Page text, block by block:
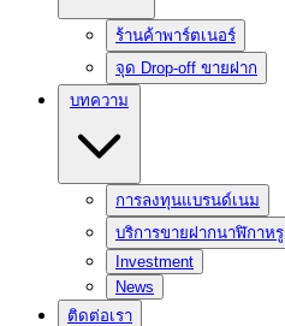
ร้านค้าพาร์ตเนอร์
จุด Drop-off ขายฝาก
บทความ
การลงทุนแบรนด์เนม
บริการขายฝากนาฬิกาหรู
Investment
News
ติดต่อเรา